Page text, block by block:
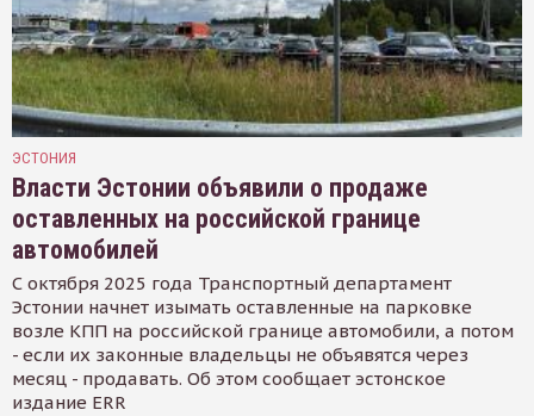
ЭСТОНИЯ
Власти Эстонии объявили о продаже
оставленных на российской границе
автомобилей
С октября 2025 года Транспортный департамент
Эстонии начнет изымать оставленные на парковке
возле КПП на российской границе автомобили, а потом
- если их законные владельцы не объявятся через
месяц - продавать. Об этом сообщает эстонское
издание ERR